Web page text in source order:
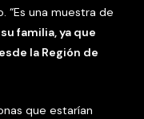
“Es una muestra de
familia, ya que
la Región de
que estarían